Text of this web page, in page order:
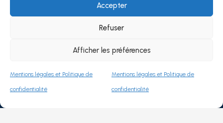
Accepter
Refuser
Afficher les préférences
Mentions légales et Politique de
confidentialité
Mentions légales et Politique de
confidentialité
NOS HORAIRES
Mardi
08h–12h / 14h–18h
Jeudi
08h–12h / 14h–18h